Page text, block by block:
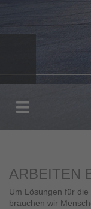
ARBEITEN
Um Lösungen für die
brauchen wir